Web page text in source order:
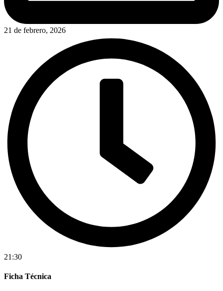
21 de febrero, 2026
21:30
Ficha Técnica